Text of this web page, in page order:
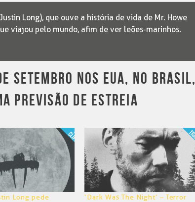
Long), que ouve a história de vida de Mr. Howe
viajou pelo mundo, afim de ver leões-marinhos.
SETEMBRO NOS EUA, NO BRASIL,
PREVISÃO DE ESTREIA
Long pede
‘Dark Was The Night’ – Terror